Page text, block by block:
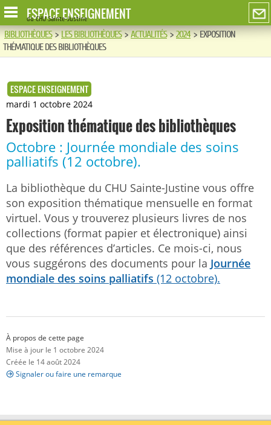
ESPACE ENSEIGNEMENT
du CHU Sainte-Justine
BIBLIOTHÈQUES>LES BIBLIOTHÈQUES>ACTUALITÉS>2024>EXPOSITION
THÉMATIQUE DES BIBLIOTHÈQUES
ESPACE ENSEIGNEMENT
mardi 1 octobre 2024
Exposition thématique des bibliothèques
Octobre : Journée mondiale des soins
palliatifs (12 octobre).
La bibliothèque du CHU Sainte-Justine vous offre
son exposition thématique mensuelle en format
virtuel. Vous y trouverez plusieurs livres de nos
collections (format papier et électronique) ainsi
que des références d’articles. Ce mois-ci, nous
vous suggérons des documents pour la Journée
mondiale des soins palliatifs (12 octobre).
À propos de cette page
Mise à jour le 1 octobre 2024
Créée le 14 août 2024
Signaler ou faire une remarque